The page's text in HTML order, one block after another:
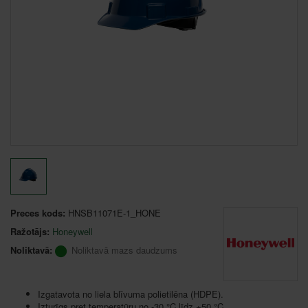
Preces kods: HNSB11071E-1_HONE
Ražotājs: Honeywell
Noliktavā:
Noliktavā mazs daudzums
Izgatavota no liela blīvuma polietilēna (HDPE).